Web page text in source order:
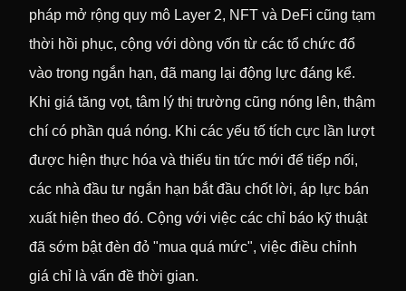
pháp mở rộng quy mô Layer 2, NFT và DeFi cũng tạm
thời hồi phục, cộng với dòng vốn từ các tổ chức đổ
vào trong ngắn hạn, đã mang lại động lực đáng kể.
Khi giá tăng vọt, tâm lý thị trường cũng nóng lên, thậm
chí có phần quá nóng. Khi các yếu tố tích cực lần lượt
được hiện thực hóa và thiếu tin tức mới để tiếp nối,
các nhà đầu tư ngắn hạn bắt đầu chốt lời, áp lực bán
xuất hiện theo đó. Cộng với việc các chỉ báo kỹ thuật
đã sớm bật đèn đỏ "mua quá mức", việc điều chỉnh
giá chỉ là vấn đề thời gian.